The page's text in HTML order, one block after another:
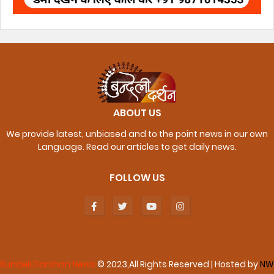
ABOUT US
We provide latest, unbiased and to the point news in our own
Language. Read our articles to get daily news.
FOLLOW US
Bundeli Darshan News © 2023,All Rights Reserved | Hosted byNW